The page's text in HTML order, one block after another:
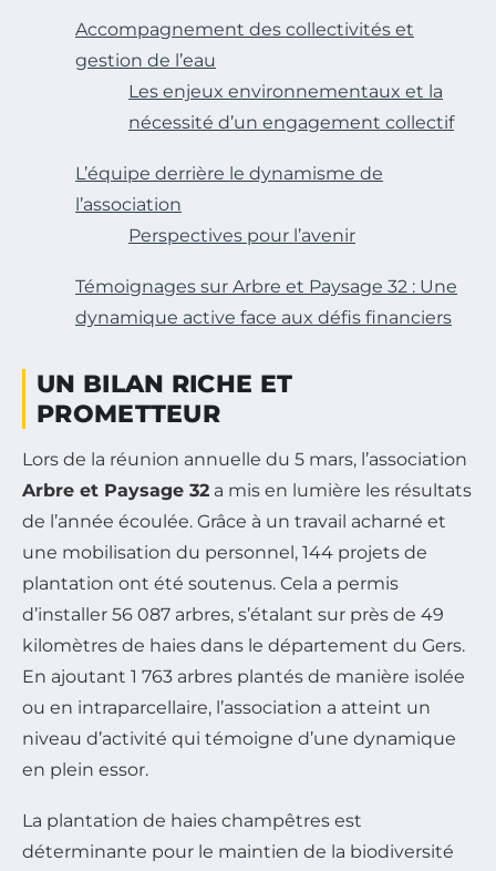
Accompagnement des collectivités et
gestion de l’eau
Les enjeux environnementaux et la
nécessité d’un engagement collectif
L’équipe derrière le dynamisme de
l’association
Perspectives pour l’avenir
Témoignages sur Arbre et Paysage 32 : Une
dynamique active face aux défis financiers
UN BILAN RICHE ET
PROMETTEUR
Lors de la réunion annuelle du 5 mars, l’association
Arbre et Paysage 32 a mis en lumière les résultats
de l’année écoulée. Grâce à un travail acharné et
une mobilisation du personnel, 144 projets de
plantation ont été soutenus. Cela a permis
d’installer 56 087 arbres, s’étalant sur près de 49
kilomètres de haies dans le département du Gers.
En ajoutant 1 763 arbres plantés de manière isolée
ou en intraparcellaire, l’association a atteint un
niveau d’activité qui témoigne d’une dynamique
en plein essor.
La plantation de haies champêtres est
déterminante pour le maintien de la biodiversité